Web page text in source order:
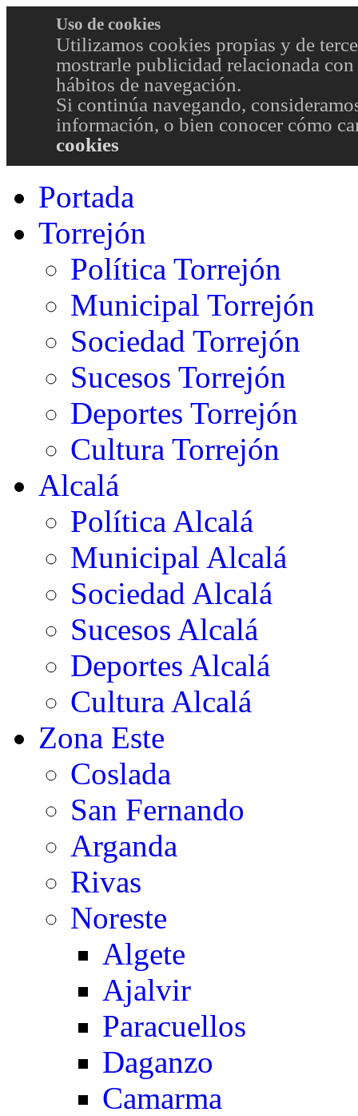
Uso de cookies
Utilizamos cookies propias y de
mostrarle publicidad relacionada
hábitos de navegación.
Si continúa navegando,
información, o bien conocer cómo
cookies
Portada
Torrejón
Política Torrejón
Municipal Torrejón
Sociedad Torrejón
Sucesos Torrejón
Deportes Torrejón
Cultura Torrejón
Alcalá
Política Alcalá
Municipal Alcalá
Sociedad Alcalá
Sucesos Alcalá
Deportes Alcalá
Cultura Alcalá
Zona Este
Coslada
San Fernando
Arganda
Rivas
Noreste
Algete
Ajalvir
Paracuellos
Daganzo
Camarma